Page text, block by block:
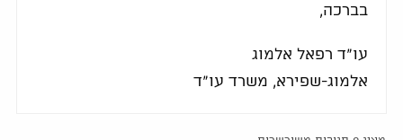
בברכה,
עו"ד רפאל אלמוג
אלמוג-שפירא, משרד עו"ד